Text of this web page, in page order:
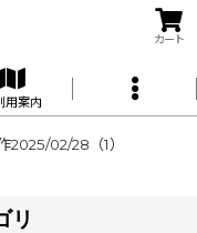
カート
用案内
2025/02/28（1）
リ